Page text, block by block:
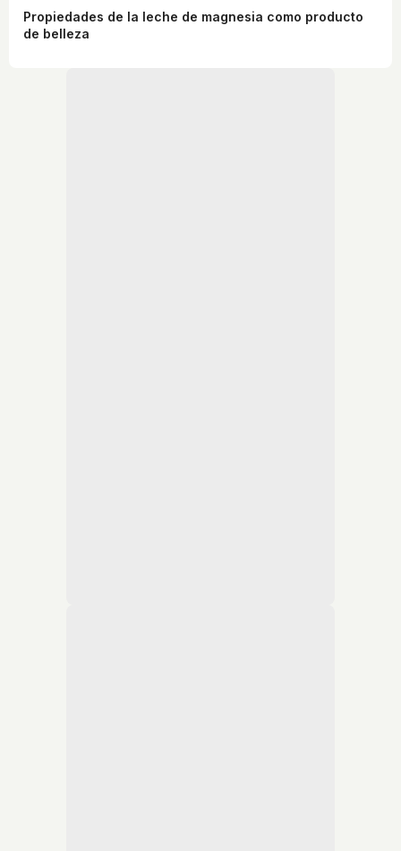
Propiedades de la leche de magnesia como producto
de belleza